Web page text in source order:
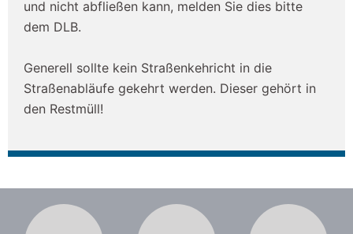
und nicht abfließen kann, melden Sie dies bitte
dem DLB.
Generell sollte kein Straßenkehricht in die
Straßenabläufe gekehrt werden. Dieser gehört in
den Restmüll!